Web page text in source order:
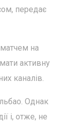
передає
на
активну
каналів.
Однак
і, отже, не